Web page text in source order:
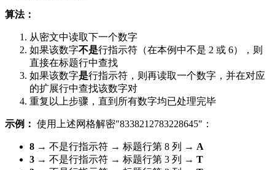
算法：
从密文中读取下一个数字
如果该数字不是行指示符（在本例中不是 2 或 6），则
直接在标题行中查找
如果该数字是行指示符，则再读取一个数字，并在对应
的扩展行中查找该数字对
重复以上步骤，直到所有数字均已处理完毕
示例： 使用上述网格解密"8338212783228645"：
8 → 不是行指示符 → 标题行第 8 列 → A
3 → 不是行指示符 → 标题行第 3 列 → T